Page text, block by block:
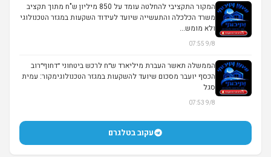
המקור התקציבי להחלטה עומד על 850 מיליון ש"ח מתוך תקציב
משרד הכלכלה והתעשייה שיועד לעידוד השקעות במגזר הטכנולוגי
ולא מומש...
9/8 07:55
הממשלה תאשר העברת מיליארד ש״ח לרכש ביטחוני ״דחוף״רוב
הכסף יועבר מסכום שיועד להשקעות במגזר הטכנולוגימקור: עמית
סגל
9/8 07:53
עקוב בטלגרם